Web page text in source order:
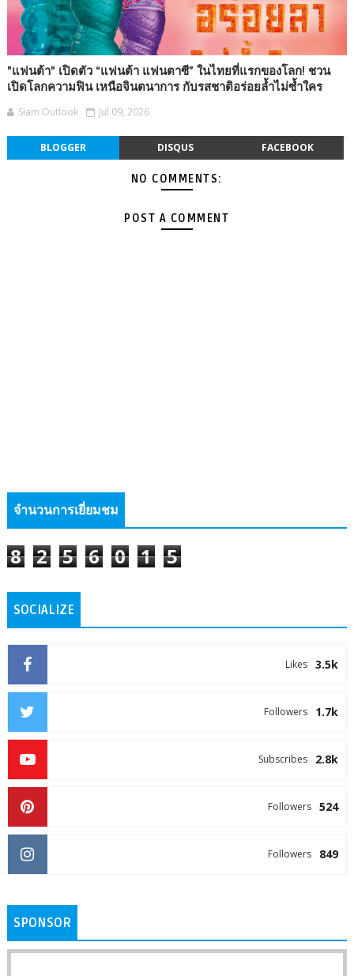
"แฟนต้า" เปิดตัว “แฟนต้า แฟนตาซี” ในไทยที่แรกของโลก! ชวน
เปิดโลกความฟิน เหนือจินตนาการ กับรสชาติอร่อยล้ำไม่ซ้ำใคร
Siam Outlook Jul 09, 2026
BLOGGER DISQUS FACEBOOK
NO COMMENTS:
POST A COMMENT
จำนวนการเยี่ยมชม
8 2 5 6 0 1 5
SOCIALIZE
3.5k
Likes
1.7k
Followers
2.8k
Subscribes
524
Followers
849
Followers
SPONSOR